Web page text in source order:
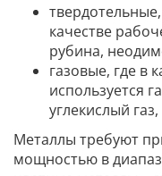
качестве
рубина,
газовые, где в
используется
углекислый
Металлы требуют
мощностью в